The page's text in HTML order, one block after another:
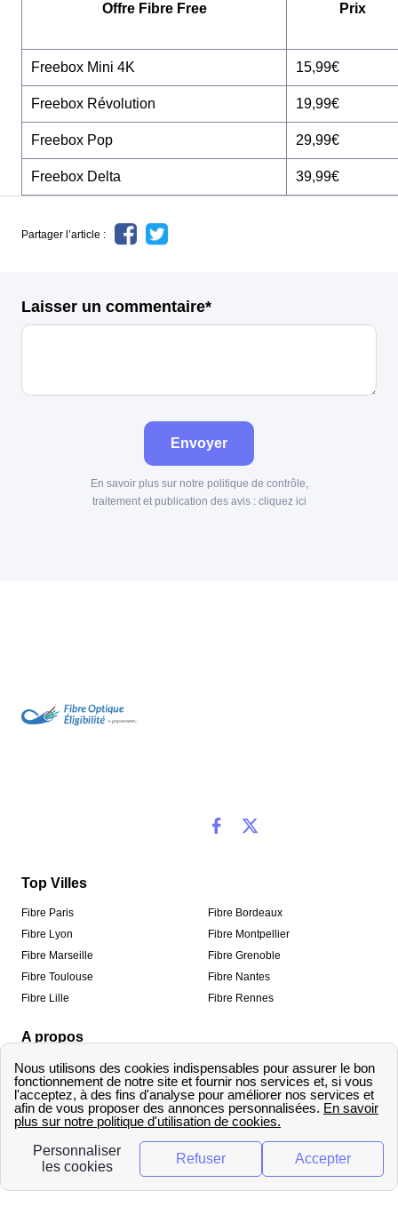
Offre Fibre Free Prix
Freebox Mini 4K 15,99€
Freebox Révolution 19,99€
Freebox Pop 29,99€
Freebox Delta 39,99€
Partager l’article :
Laisser un commentaire*
Envoyer
En savoir plus sur notre politique de contrôle,
traitement et publication des avis : cliquez ici
Top Villes
Fibre Paris
Fibre Lyon
Fibre Marseille
Fibre Toulouse
Fibre Lille
Fibre Bordeaux
Fibre Montpellier
Fibre Grenoble
Fibre Nantes
Fibre Rennes
A propos
Qui sommes-nous ?
Informations de contact
Méthodologie de classement
Mentions légales
Traitement des avis
Copyright © fibre-optique-eligibilite.fr 2026 – Tous
droits réservés